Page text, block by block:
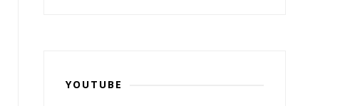
YOUTUBE